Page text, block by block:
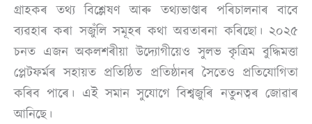
গ্ৰাহকৰ তথ্য বিশ্লেষণ আৰু তথ্যভাণ্ডাৰ পৰিচালনাৰ বাবে
ব্যৱহাৰ কৰা সজুঁলি সমূহৰ কথা অৱতাৰনা কৰিছো। ২০২৫
চনত এজন অকলশৰীয়া উদ্যোগীয়েও সুলভ কৃত্ৰিম বুদ্ধিমত্তা
প্লেটফৰ্মৰ সহায়ত প্ৰতিষ্ঠিত প্ৰতিষ্ঠানৰ সৈতেও প্ৰতিযোগিতা
কৰিব পাৰে। এই সমান সুযোগে বিশ্বজুৰি নতুনত্বৰ জোৱাৰ
আনিছে।